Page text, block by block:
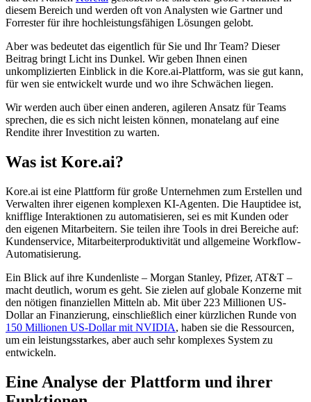
diesem Bereich und werden oft von Analysten wie Gartner und
Forrester für ihre hochleistungsfähigen Lösungen gelobt.
Aber was bedeutet das eigentlich für Sie und Ihr Team? Dieser
Beitrag bringt Licht ins Dunkel. Wir geben Ihnen einen
unkomplizierten Einblick in die Kore.ai-Plattform, was sie gut kann,
für wen sie entwickelt wurde und wo ihre Schwächen liegen.
Wir werden auch über einen anderen, agileren Ansatz für Teams
sprechen, die es sich nicht leisten können, monatelang auf eine
Rendite ihrer Investition zu warten.
Was ist Kore.ai?
Kore.ai ist eine Plattform für große Unternehmen zum Erstellen und
Verwalten ihrer eigenen komplexen KI-Agenten. Die Hauptidee ist,
knifflige Interaktionen zu automatisieren, sei es mit Kunden oder
den eigenen Mitarbeitern. Sie teilen ihre Tools in drei Bereiche auf:
Kundenservice, Mitarbeiterproduktivität und allgemeine Workflow-
Automatisierung.
Ein Blick auf ihre Kundenliste – Morgan Stanley, Pfizer, AT&T –
macht deutlich, worum es geht. Sie zielen auf globale Konzerne mit
den nötigen finanziellen Mitteln ab. Mit über 223 Millionen US-
Dollar an Finanzierung, einschließlich einer kürzlichen Runde von
150 Millionen US-Dollar mit NVIDIA, haben sie die Ressourcen,
um ein leistungsstarkes, aber auch sehr komplexes System zu
entwickeln.
Eine Analyse der Plattform und ihrer